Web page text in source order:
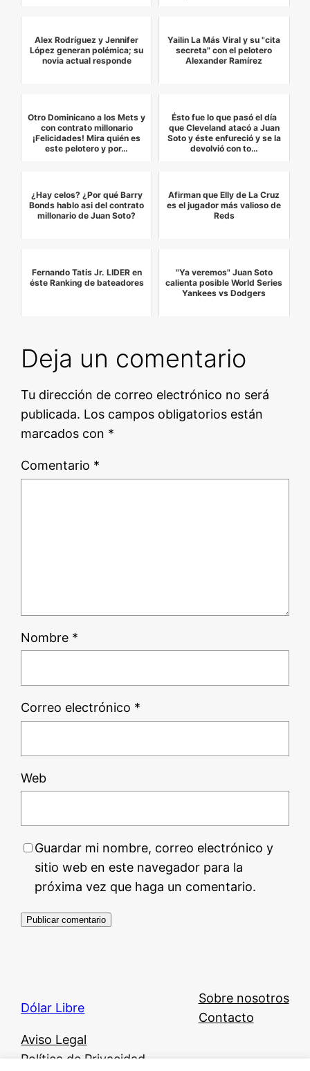
Alex Rodríguez y Jennifer
López generan polémica; su
novia actual responde
Yailin La Más Viral y su "cita
secreta" con el pelotero
Alexander Ramírez
Otro Dominicano a los Mets y
con contrato millonario
¡Felicidades! Mira quién es
este pelotero y por…
Ésto fue lo que pasó el día
que Cleveland atacó a Juan
Soto y éste enfureció y se la
devolvió con to…
¿Hay celos? ¿Por qué Barry
Bonds hablo asi del contrato
millonario de Juan Soto?
Afirman que Elly de La Cruz
es el jugador más valioso de
Reds
Fernando Tatis Jr. LIDER en
éste Ranking de bateadores
"Ya veremos" Juan Soto
calienta posible World Series
Yankees vs Dodgers
Deja un comentario
Tu dirección de correo electrónico no será
publicada. Los campos obligatorios están
marcados con *
Comentario *
Nombre *
Correo electrónico *
Web
Guardar mi nombre, correo electrónico y
sitio web en este navegador para la
próxima vez que haga un comentario.
Dólar Libre
Sobre nosotros
Contacto
Aviso Legal
Política de Privacidad